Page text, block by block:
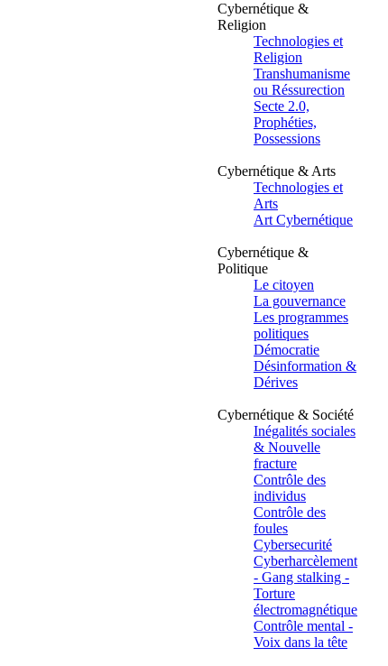
Cybernétique &
Religion
Technologies et
Religion
Transhumanisme
ou Réssurection
Secte 2.0,
Prophéties,
Possessions
Cybernétique & Arts
Technologies et
Arts
Art Cybernétique
Cybernétique &
Politique
Le citoyen
La gouvernance
Les programmes
politiques
Démocratie
Désinformation &
Dérives
Cybernétique & Société
Inégalités sociales
& Nouvelle
fracture
Contrôle des
individus
Contrôle des
foules
Cybersecurité
Cyberharcèlement
- Gang stalking -
Torture
électromagnétique
Contrôle mental -
Voix dans la tête